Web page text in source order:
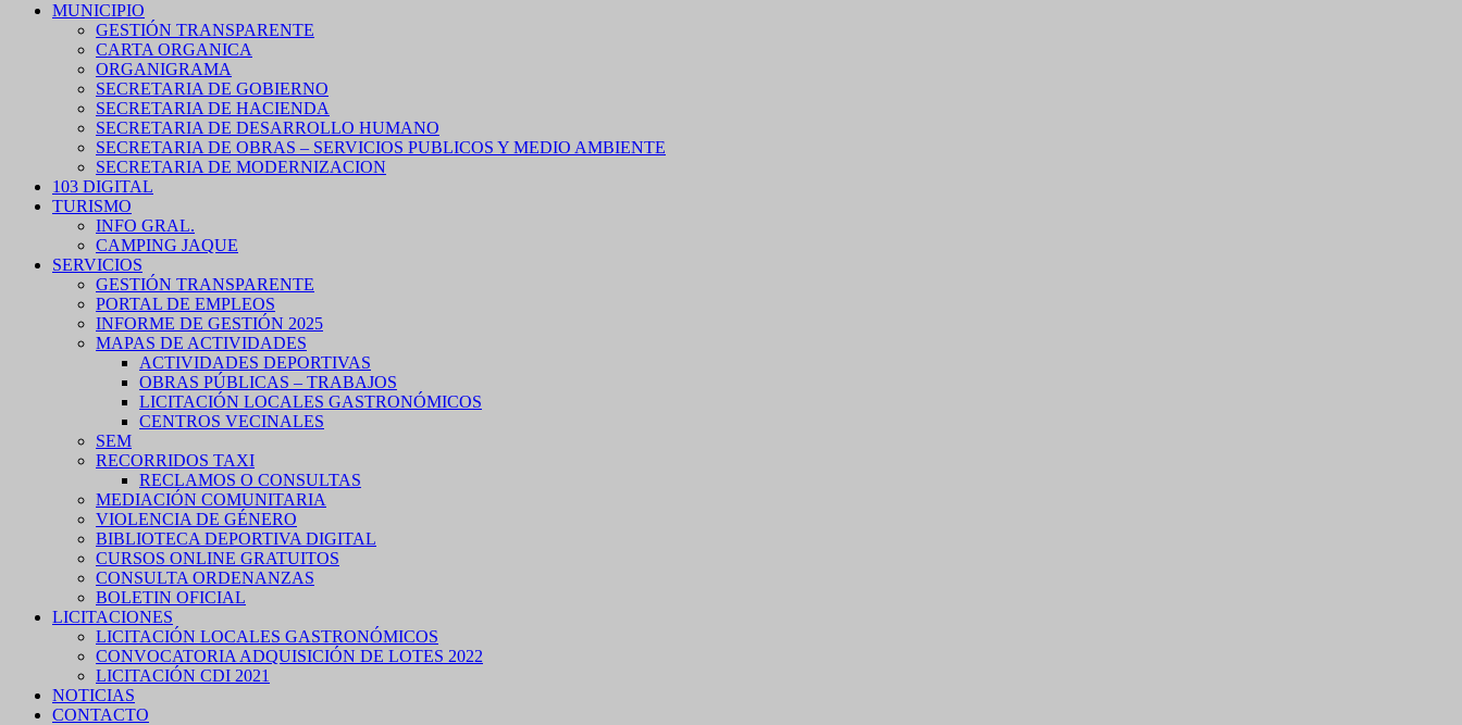
MUNICIPIO
GESTIÓN TRANSPARENTE
CARTA ORGANICA
ORGANIGRAMA
SECRETARIA DE GOBIERNO
SECRETARIA DE HACIENDA
SECRETARIA DE DESARROLLO HUMANO
SECRETARIA DE OBRAS – SERVICIOS PUBLICOS Y MEDIO AMBIENTE
SECRETARIA DE MODERNIZACION
103 DIGITAL
TURISMO
INFO GRAL.
CAMPING JAQUE
SERVICIOS
GESTIÓN TRANSPARENTE
PORTAL DE EMPLEOS
INFORME DE GESTIÓN 2025
MAPAS DE ACTIVIDADES
ACTIVIDADES DEPORTIVAS
OBRAS PÚBLICAS – TRABAJOS
LICITACIÓN LOCALES GASTRONÓMICOS
CENTROS VECINALES
SEM
RECORRIDOS TAXI
RECLAMOS O CONSULTAS
MEDIACIÓN COMUNITARIA
VIOLENCIA DE GÉNERO
BIBLIOTECA DEPORTIVA DIGITAL
CURSOS ONLINE GRATUITOS
CONSULTA ORDENANZAS
BOLETIN OFICIAL
LICITACIONES
LICITACIÓN LOCALES GASTRONÓMICOS
CONVOCATORIA ADQUISICIÓN DE LOTES 2022
LICITACIÓN CDI 2021
NOTICIAS
CONTACTO